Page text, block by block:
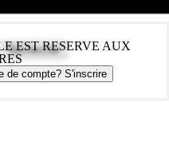
EST RESERVE AUX
de compte? S'inscrire